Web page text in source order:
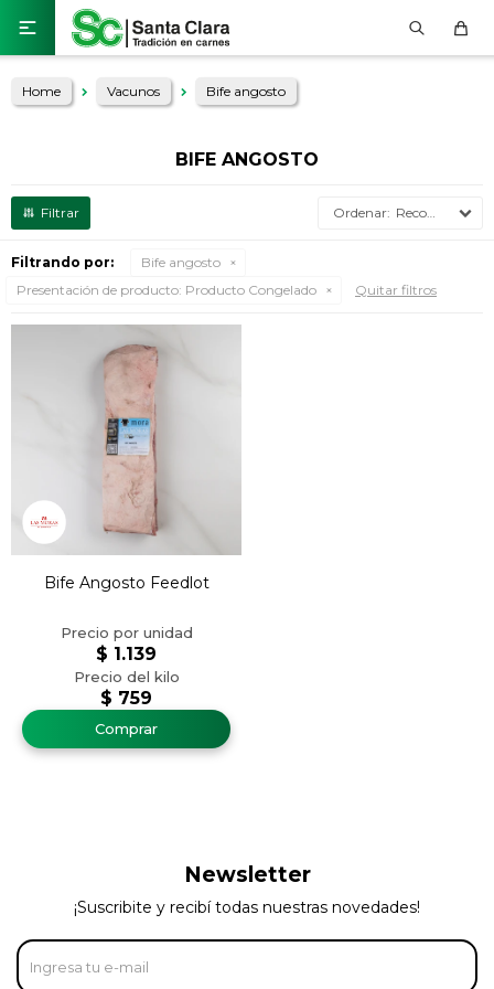

Home Vacunos Bife angosto
BIFE ANGOSTO
Recomendados
Filtrando por:
Bife angosto
Presentación de producto: Producto Congelado Quitar filtros
Bife Angosto Feedlot
$ 759
$ 1.139
Newsletter
¡Suscribite y recibí todas nuestras novedades!